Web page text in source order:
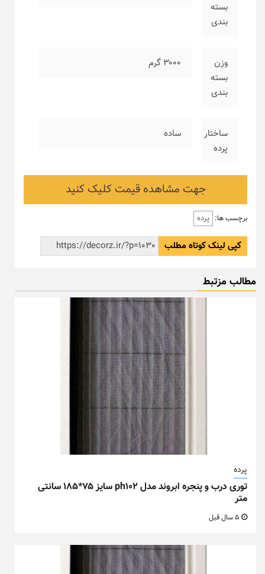
بسته
بندی
وزن
بسته
بندی
۳۰۰۰ گرم
ساختار
پرده
ساده
جهت مشاهده قیمت کلیک کنید
برچسب ها: پرده
کپی لینک کوتاه مطلب
مطالب مزتبط
پرده
توری درب و پنجره ابروند مدل ph102 سایز ۷۵*۱۸۵ سانتی
متر